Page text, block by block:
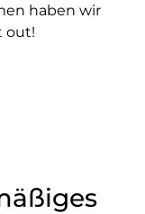
haben wir
out!